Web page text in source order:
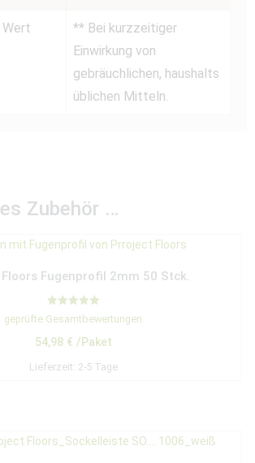
** Bei kurzzeitiger
Einwirkung von
gebräuchlichen, haushalts
üblichen Mitteln.
Zubehör …
Fugenprofil 2mm 50 Stck.
Bewertet mit
5.00
geprüfte Gesamtbewertungen
54,98 € /Paket
Lieferzeit: 2-5 Tage